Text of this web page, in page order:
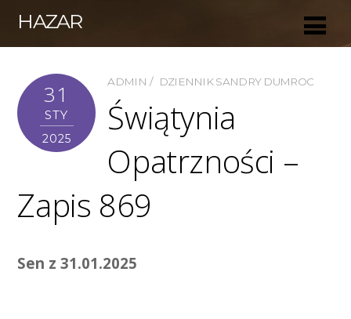
HAZAR
31
STY
2025
ADMIN DZIENNIK SANDRY DUMROC
Świątynia
Opatrzności –
Zapis 869
Sen z 31.01.2025